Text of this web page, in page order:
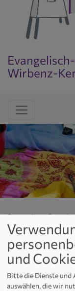
Wirbenz-
Startseite
und
Bitte die Dienste
auswählen, die wir